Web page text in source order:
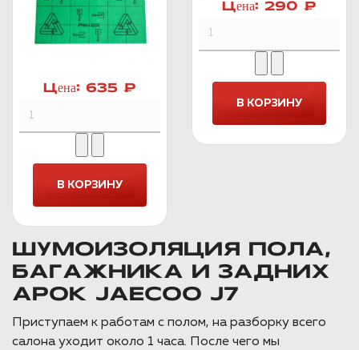
Цена: 635 ₽
Цена: 290 ₽
ШУМОИЗОЛЯЦИЯ ПОЛА,
БАГАЖНИКА И ЗАДНИХ
АРОК JAECOO J7
Приступаем к работам с полом, на разборку всего
салона уходит около 1 часа. После чего мы